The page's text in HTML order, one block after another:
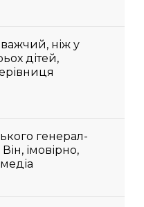
ніж у
дітей,
генерал-
імовірно,